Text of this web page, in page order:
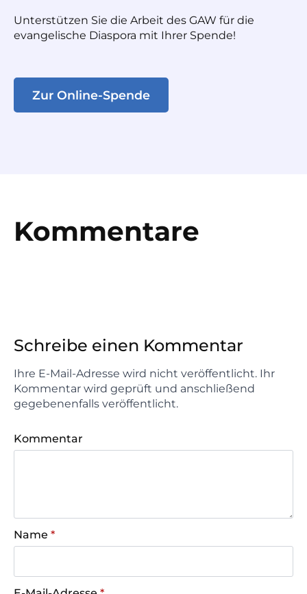
Unterstützen Sie die Arbeit des GAW für die
evangelische Diaspora mit Ihrer Spende!
Zur Online-Spende
Kommentare
Schreibe einen Kommentar
Ihre E-Mail-Adresse wird nicht veröffentlicht. Ihr
Kommentar wird geprüft und anschließend
gegebenenfalls veröffentlicht.
Kommentar
Name *